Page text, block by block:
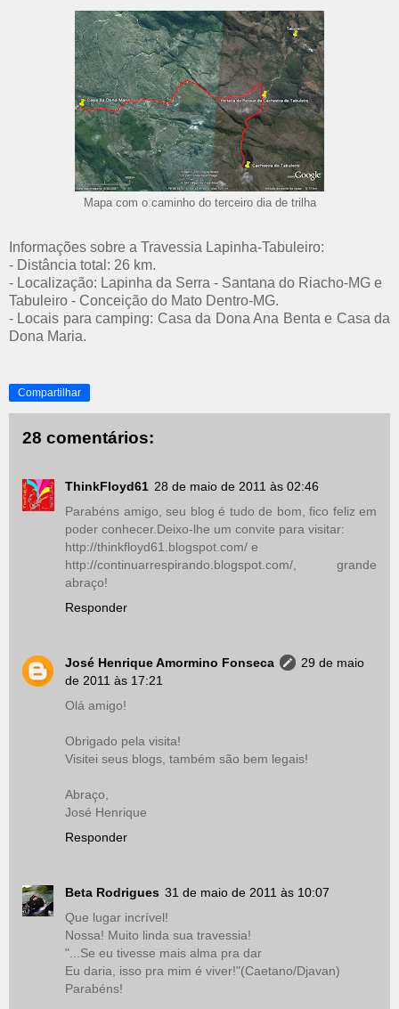
Mapa com o caminho do terceiro dia de trilha
Informações sobre a Travessia Lapinha-Tabuleiro:
- Distância total: 26 km.
- Localização: Lapinha da Serra - Santana do Riacho-MG e
Tabuleiro - Conceição do Mato Dentro-MG.
- Locais para camping: Casa da Dona Ana Benta e Casa da
Dona Maria.
Compartilhar
28 comentários:
ThinkFloyd61 28 de maio de 2011 às 02:46
Parabéns amigo, seu blog é tudo de bom, fico feliz em
poder conhecer.Deixo-lhe um convite para visitar:
http://thinkfloyd61.blogspot.com/ e
http://continuarrespirando.blogspot.com/, grande
abraço!
Responder
José Henrique Amormino Fonseca
29 de maio
de 2011 às 17:21
Olá amigo!
Obrigado pela visita!
Visitei seus blogs, também são bem legais!
Abraço,
José Henrique
Responder
Beta Rodrigues 31 de maio de 2011 às 10:07
Que lugar incrível!
Nossa! Muito linda sua travessia!
"...Se eu tivesse mais alma pra dar
Eu daria, isso pra mim é viver!"(Caetano/Djavan)
Parabéns!